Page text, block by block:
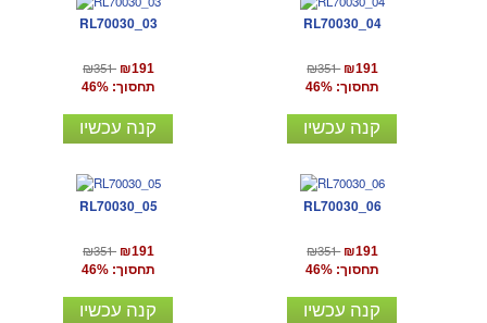
RL70030_03
₪351 ₪191
תחסוך: 46%
קנה עכשיו
RL70030_04
₪351 ₪191
תחסוך: 46%
קנה עכשיו
RL70030_05
₪351 ₪191
תחסוך: 46%
קנה עכשיו
RL70030_06
₪351 ₪191
תחסוך: 46%
קנה עכשיו